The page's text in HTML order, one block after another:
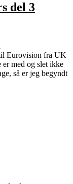
del 3
Eurovision fra UK
med og slet ikke
så er jeg begyndt